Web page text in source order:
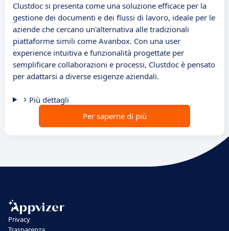
Clustdoc si presenta come una soluzione efficace per la
gestione dei documenti e dei flussi di lavoro, ideale per le
aziende che cercano un'alternativa alle tradizionali
piattaforme simili come Avanbox. Con una user
experience intuitiva e funzionalità progettate per
semplificare collaborazioni e processi, Clustdoc è pensato
per adattarsi a diverse esigenze aziendali.
Più dettagli
Per saperne di più
Privacy